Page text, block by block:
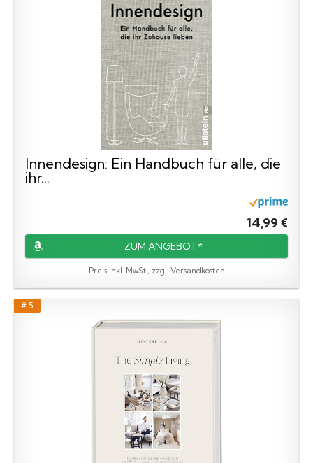
Innendesign: Ein Handbuch für alle, die
ihr...
14,99 €
ZUM ANGEBOT*
Preis inkl. MwSt., zzgl. Versandkosten
# 5